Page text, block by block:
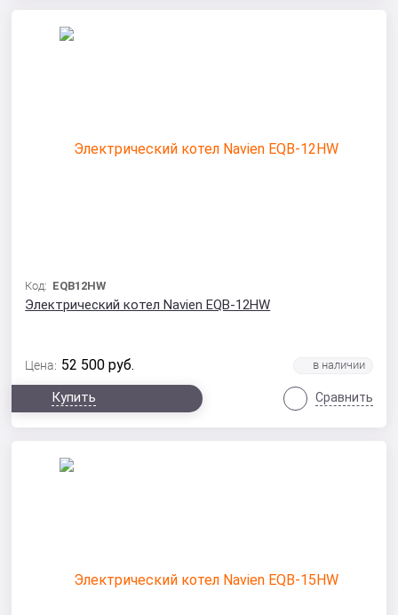
Код: EQB12HW
Электрический котел Navien EQB-12HW
Цена: 52 500 руб.
Купить Сравнить